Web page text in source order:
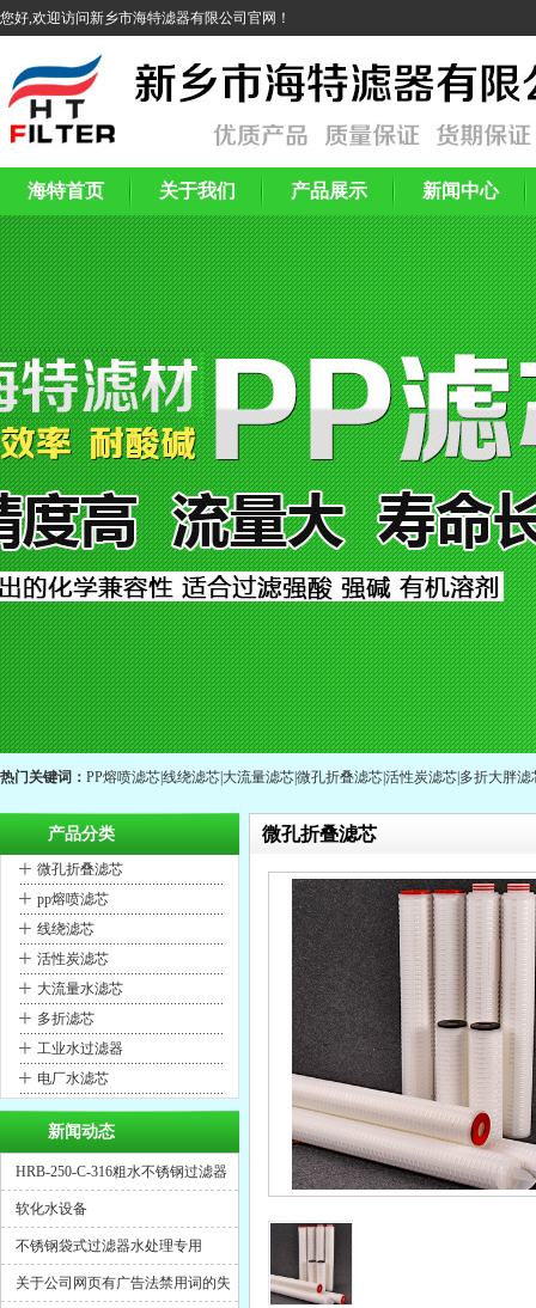
您好,欢迎访问新乡市海特滤器有限公司官网！
海特首页 关于我们 产品展示 新闻中心
热门关键词： PP熔喷滤芯线绕滤芯 大流量滤芯微孔折叠滤芯活性炭滤芯 多折大胖滤
产品分类
+ 微孔折叠滤芯
+ pp熔喷滤芯
+ 线绕滤芯
+ 活性炭滤芯
+ 大流量水滤芯
+ 多折滤芯
+ 工业水过滤器
+ 电厂水滤芯
新闻动态
HRB-250-C-316粗水不锈钢过滤器
软化水设备
不锈钢袋式过滤器水处理专用
关于公司网页有广告法禁用词的失
微孔折叠滤芯